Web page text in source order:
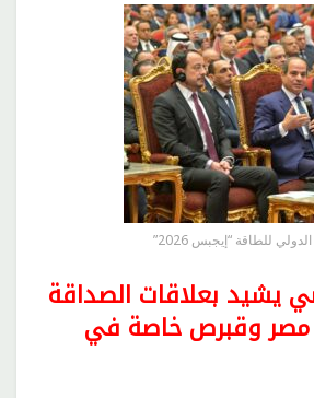
للطاقة “إيجبس 2026”
يشيد بعلاقات الصداقة
مصر وقبرص خاصة في